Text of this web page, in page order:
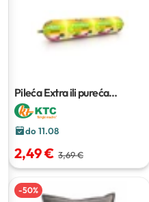
Pileća Extra ili pureća
posebna
do 11.08
2,49 € 3,69 €
-50%